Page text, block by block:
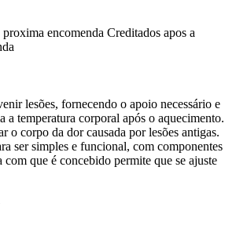
encomenda Creditados apos a
lesões, fornecendo o apoio necessário e
a temperatura corporal após o aquecimento.
o corpo da dor causada por lesões antigas.
ser simples e funcional, com componentes
que é concebido permite que se ajuste